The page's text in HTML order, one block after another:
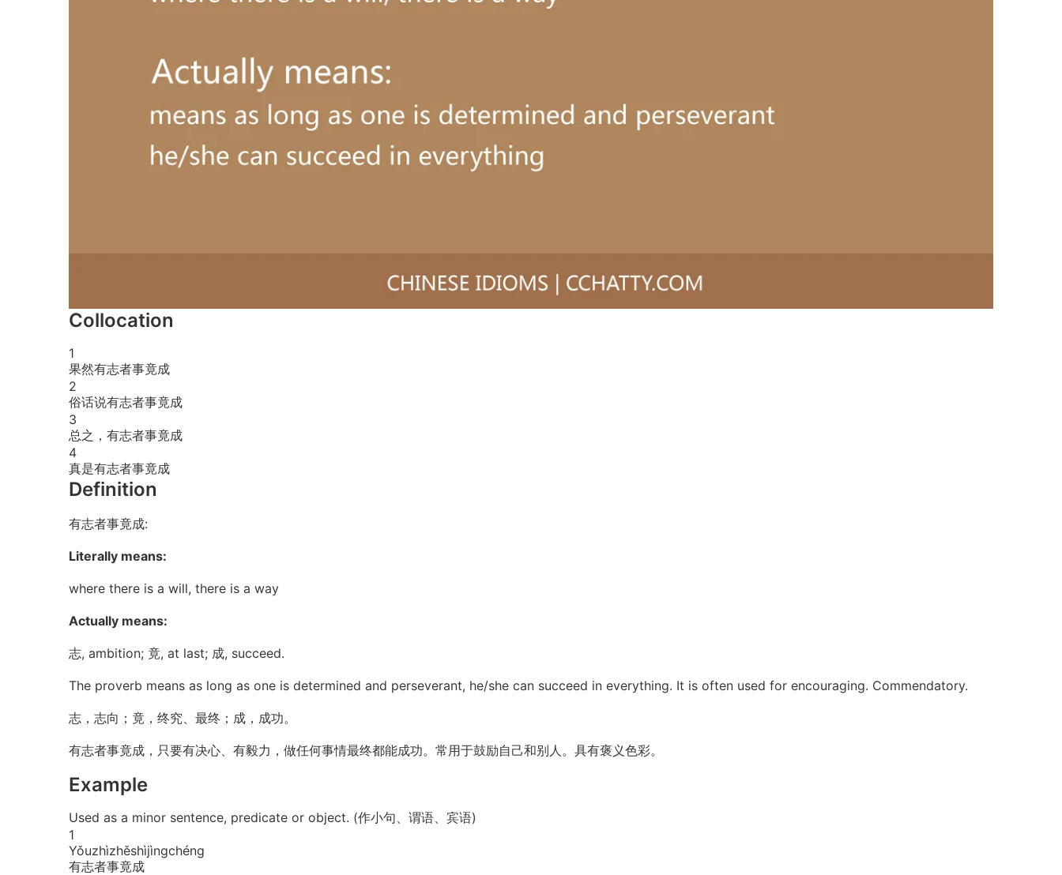
Collocation
1
果然有志者事竟成
2
俗话说有志者事竟成
3
总之，有志者事竟成
4
真是有志者事竟成
Definition
有志者事竟成:
Literally means:
where there is a will, there is a way
Actually means:
志, ambition; 竟, at last; 成, succeed.
The proverb means as long as one is determined and perseverant, he/she can succeed in everything. It is often used for encouraging. Commendatory.
志，志向；竟，终究、最终；成，成功。
有志者事竟成，只要有决心、有毅力，做任何事情最终都能成功。常用于鼓励自己和别人。具有褒义色彩。
Example
Used as a minor sentence, predicate or object. (作小句、谓语、宾语)
1
Yǒuzhìzhěshìjìngchéng
有志者事竟成